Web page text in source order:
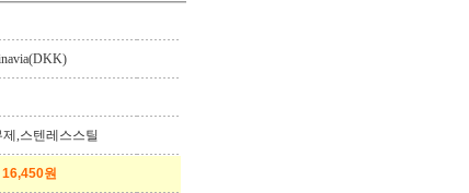
,스텐레스스틸
16,450원